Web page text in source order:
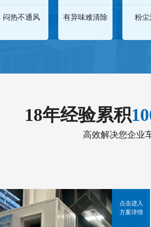
闷热不通风 有异味难清除 粉尘
18年经验累积
高效解决您企业
点击进入
方案详情